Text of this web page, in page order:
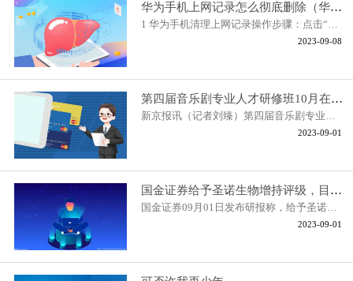
华为手机上网记录怎么彻底删除（华为手机如何清理上网痕迹）
1 华为手机清理上网记录操作步骤：点击“功能键”，进入功能键设置界面
2023-09-08
第四届音乐剧专业人才研修班10月在天桥艺术中心举办
新京报讯（记者刘臻）第四届音乐剧专业人才研修班将于10月7日-15日在北
2023-09-01
国金证券给予圣诺生物增持评级，目标价格为30.68元
国金证券09月01日发布研报称，给予圣诺生物（688117 SH，最新价：25 81
2023-09-01